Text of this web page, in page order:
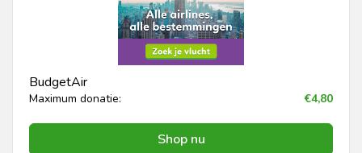
BudgetAir
Maximum donatie: €4,80
Shop nu